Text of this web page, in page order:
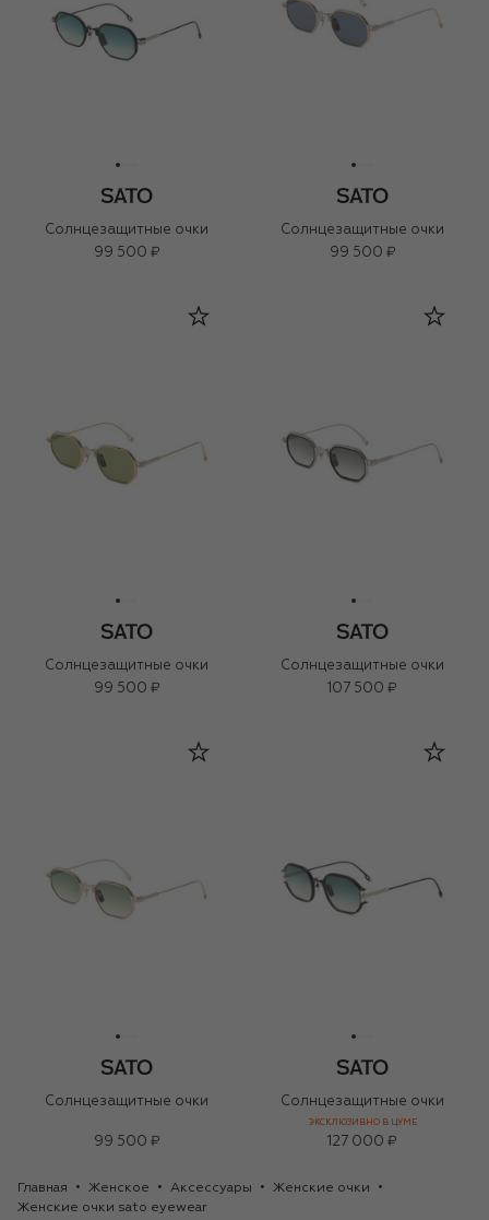
Солнцезащитные очки
99 500 ₽
Солнцезащитные очки
99 500 ₽
Солнцезащитные очки
99 500 ₽
Солнцезащитные очки
107 500 ₽
Солнцезащитные очки
99 500 ₽
Солнцезащитные очки
ЭКСКЛЮЗИВНО В ЦУМЕ
127 000 ₽
Главная Женское Аксессуары
Женские очки
Женские очки sato eyewear